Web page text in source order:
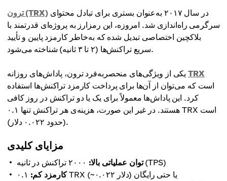
ترون (TRX)
سرگرمی راه‌اندازی شد. امروزه، این رمزارز به پروژه‌ای قدرتمند با
بلاکچین اختصاصی تبدیل شده که به‌خاطر کارمزد پایین و تأیید
سریع تراکنش‌ها (۲ تا ۳ ثانیه) شناخته می‌شود.
یکی از ویژگی‌های منحصربه‌فرد ترون، پاداش‌های روزانهTRX
است که می‌توان از آن‌ها برای پرداخت کارمزد تراکنش‌ها استفاده
کرد. این پاداش‌ها معمولاً برای یک یا دو تراکنش در روز کافی
هستند. در غیر این صورت، هزینه‌ی هر تراکنش تنها ۰.۱ TRX است
(حدود ۰.۰۲۲ دلار).
مزایای کلیدی
توان عملیاتی بالا:۲۰۰۰ تراکنش در ثانیه (TPS)
کارمزد کم:
۰.۱ TRX (~۰.۰۲۲ دلار) یا حتی رایگان